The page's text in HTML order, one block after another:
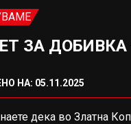
ЗА ДОБИВКА
НА: 05.11.2025
дека во Златна